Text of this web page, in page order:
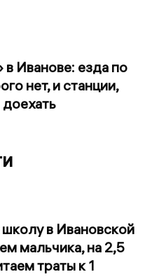
Иванове: езда по
нет, и станции,
в Ивановской
мальчика, на 2,5
траты к 1